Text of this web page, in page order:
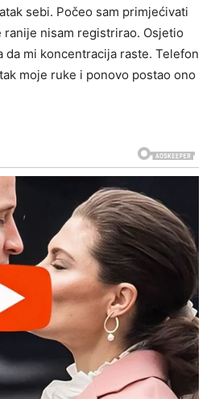
sebi. Počeo sam primjećivati
nisam registrirao. Osjetio
da mi koncentracija raste. Telefon
moje ruke i ponovo postao ono